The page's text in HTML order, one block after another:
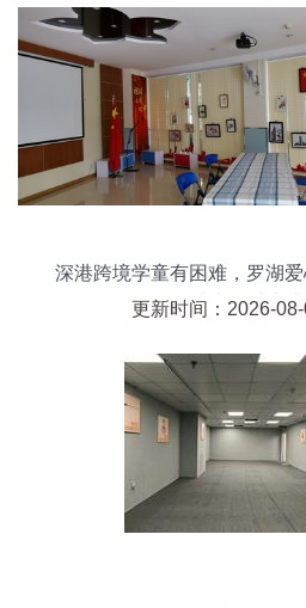
深港跨境学童有困难，罗湖
地出租助力
更新时间：2026-